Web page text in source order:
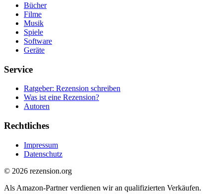
Bücher
Filme
Musik
Spiele
Software
Geräte
Service
Ratgeber: Rezension schreiben
Was ist eine Rezension?
Autoren
Rechtliches
Impressum
Datenschutz
© 2026 rezension.org
Als Amazon-Partner verdienen wir an qualifizierten Verkäufen.